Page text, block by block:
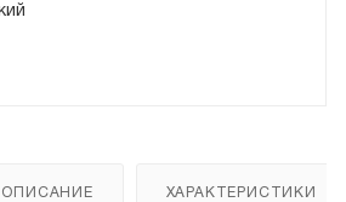
ОПИСАНИЕ ХАРАКТЕРИСТИКИ